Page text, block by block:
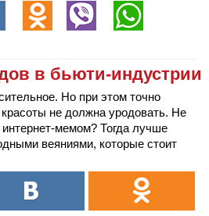
в бьюти-индустрии
Но при этом точно
красоты не должна уродовать. Не
мемом? Тогда лучше
веяниями, которые стоит